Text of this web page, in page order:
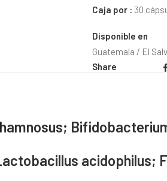
Caja por : 30
Disponible en
Guatemala / El
Share
acidophilus;